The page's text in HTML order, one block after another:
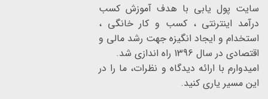
سایت پول یابی با هدف آموزش کسب
درآمد اینترنتی ، کسب و کار خانگی ،
استخدام و ایجاد انگیزه جهت رشد مالی و
اقتصادی در سال 1396 راه اندازی شد.
امیدوارم با ارائه دیدگاه و نظرات، ما را در
این مسیر یاری کنید.